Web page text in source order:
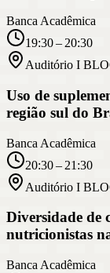
Banca Acadêmica
19:30 – 20:30
Auditório I
Uso de
região sul do
Banca Acadêmica
20:30 – 21:30
Auditório I
Diversidade de
nutricionistas
Banca Acadêmica